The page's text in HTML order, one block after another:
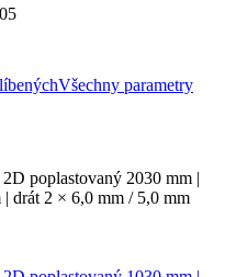
Všechny parametry